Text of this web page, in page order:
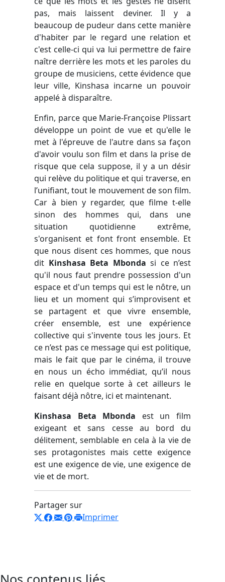
pas, mais laissent deviner. Il y a
beaucoup de pudeur dans cette manière
d'habiter par le regard une relation et
c'est celle-ci qui va lui permettre de faire
naître derrière les mots et les paroles du
groupe de musiciens, cette évidence que
leur ville, Kinshasa incarne un pouvoir
appelé à disparaître.
Enfin, parce que Marie-Françoise Plissart
développe un point de vue et qu'elle le
met à l'épreuve de l'autre dans sa façon
d'avoir voulu son film et dans la prise de
risque que cela suppose, il y a un désir
qui relève du politique et qui traverse, en
l’unifiant, tout le mouvement de son film.
Car à bien y regarder, que filme t-elle
sinon des hommes qui, dans une
situation quotidienne extrême,
s'organisent et font front ensemble. Et
que nous disent ces hommes, que nous
dit Kinshasa Beta Mbonda si ce n’est
qu'il nous faut prendre possession d'un
espace et d'un temps qui est le nôtre, un
lieu et un moment qui s’improvisent et
se partagent et que vivre ensemble,
créer ensemble, est une expérience
collective qui s'invente tous les jours. Et
ce n’est pas ce message qui est politique,
mais le fait que par le cinéma, il trouve
en nous un écho immédiat, qu’il nous
relie en quelque sorte à cet ailleurs le
faisant déjà nôtre, ici et maintenant.
Kinshasa Beta Mbonda est un film
exigeant et sans cesse au bord du
délitement, semblable en cela à la vie de
ses protagonistes mais cette exigence
est une exigence de vie, une exigence de
vie et de mort.
Partager sur
Imprimer